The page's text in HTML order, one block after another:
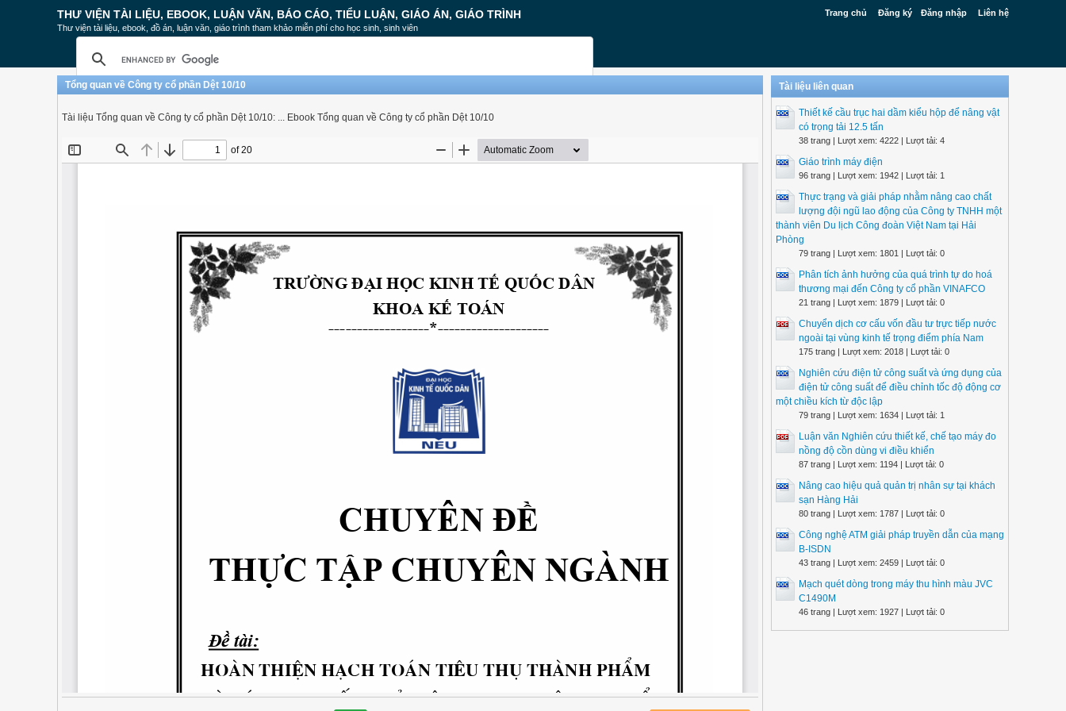
Trang chủ Đăng ký Đăng nhập Liên hệ
THƯ VIỆN TÀI LIỆU, EBOOK, LUẬN VĂN, BÁO CÁO, TIỂU LUẬN, GIÁO ÁN, GIÁO TRÌNH
Thư viện tài liệu, ebook, đồ án, luận văn, giáo trình tham khảo miễn phí cho học sinh, sinh viên
Tổng quan về Công ty cổ phần Dệt 10/10
Tài liệu Tổng quan về Công ty cổ phần Dệt 10/10: ... Ebook Tổng quan về Công ty cổ phần Dệt 10/10
Tài liệu liên quan
Thiết kế cầu trục hai dầm kiểu hộp để nâng vật
có trọng tải 12.5 tấn
38 trang | Lượt xem: 4222 | Lượt tải: 4
Giáo trình máy điện
96 trang | Lượt xem: 1942 | Lượt tải: 1
Thực trạng và giải pháp nhằm nâng cao chất
lượng đội ngũ lao động của Công ty TNHH một
thành viên Du lịch Công đoàn Việt Nam tại Hải
Phòng
79 trang | Lượt xem: 1801 | Lượt tải: 0
Phân tích ảnh hưởng của quá trình tự do hoá
thương mại đến Công ty cổ phần VINAFCO
21 trang | Lượt xem: 1879 | Lượt tải: 0
Chuyển dịch cơ cấu vốn đầu tư trực tiếp nước
ngoài tại vùng kinh tế trọng điểm phía Nam
175 trang | Lượt xem: 2018 | Lượt tải: 0
Nghiên cứu điện tử công suất và ứng dụng của
điện tử công suất để điều chỉnh tốc độ động cơ
một chiều kích từ độc lập
79 trang | Lượt xem: 1634 | Lượt tải: 1
Luận văn Nghiên cứu thiết kế, chế tạo máy đo
nồng độ cồn dùng vi điều khiển
87 trang | Lượt xem: 1194 | Lượt tải: 0
Nâng cao hiệu quả quản trị nhân sự tại khách
sạn Hàng Hải
80 trang | Lượt xem: 1787 | Lượt tải: 0
Công nghệ ATM giải pháp truyền dẫn của mạng
B-ISDN
43 trang | Lượt xem: 2459 | Lượt tải: 0
Mạch quét dòng trong máy thu hình màu JVC
C1490M
46 trang | Lượt xem: 1927 | Lượt tải: 0